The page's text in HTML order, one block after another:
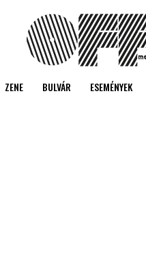
ZENE BULVÁR ESEMÉNYEK